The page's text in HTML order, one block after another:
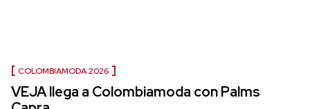
COLOMBIAMODA 2026
VEJA llega a Colombiamoda con Palms